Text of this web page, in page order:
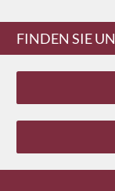
FINDEN SIE